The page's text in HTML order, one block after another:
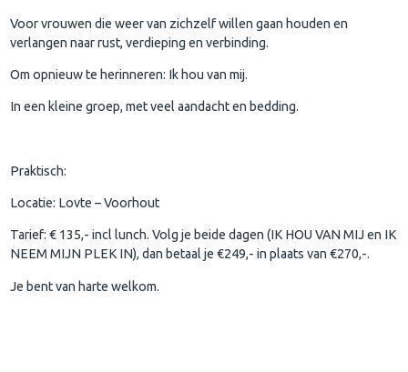
Voor vrouwen die weer van zichzelf willen gaan houden en
verlangen naar rust, verdieping en verbinding.
Om opnieuw te herinneren: Ik hou van mij.
In een kleine groep, met veel aandacht en bedding.
Praktisch:
Locatie: Lovte – Voorhout
Tarief: € 135,- incl lunch. Volg je beide dagen (IK HOU VAN MIJ en IK
NEEM MIJN PLEK IN), dan betaal je €249,- in plaats van €270,-.
Je bent van harte welkom.